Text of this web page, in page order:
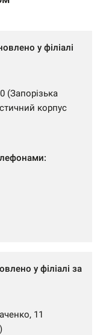
у філіалі
(Запорізька
корпус
у філіалі за
11